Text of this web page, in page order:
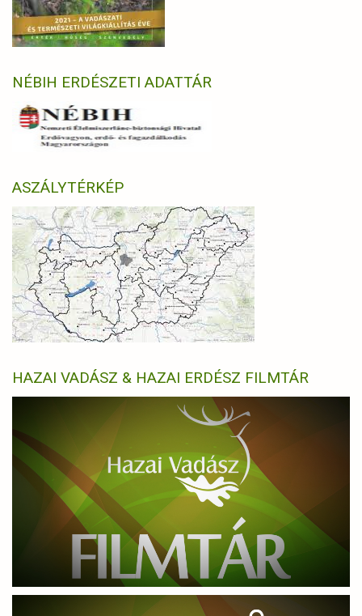
NÉBIH ERDÉSZETI ADATTÁR
ASZÁLYTÉRKÉP
HAZAI VADÁSZ & HAZAI ERDÉSZ FILMTÁR